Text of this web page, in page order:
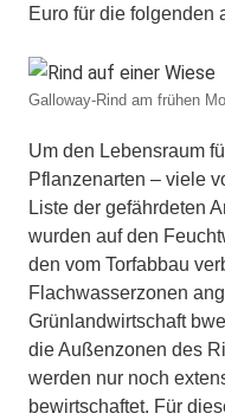
Euro für die folgenden
Galloway-Rind am frühen
Um den Lebensraum
Pflanzenarten – viele
Liste der gefährdeten
wurden auf den
den vom Torfabbau
Flachwasserzonen
Grünlandwirtschaft
die Außenzonen des
werden nur noch
bewirtschaftet. Für